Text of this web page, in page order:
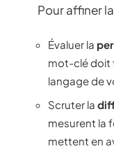
Pour affiner
Évaluer la
mot-clé doit
langage de
Scruter la
mesurent la
mettent en